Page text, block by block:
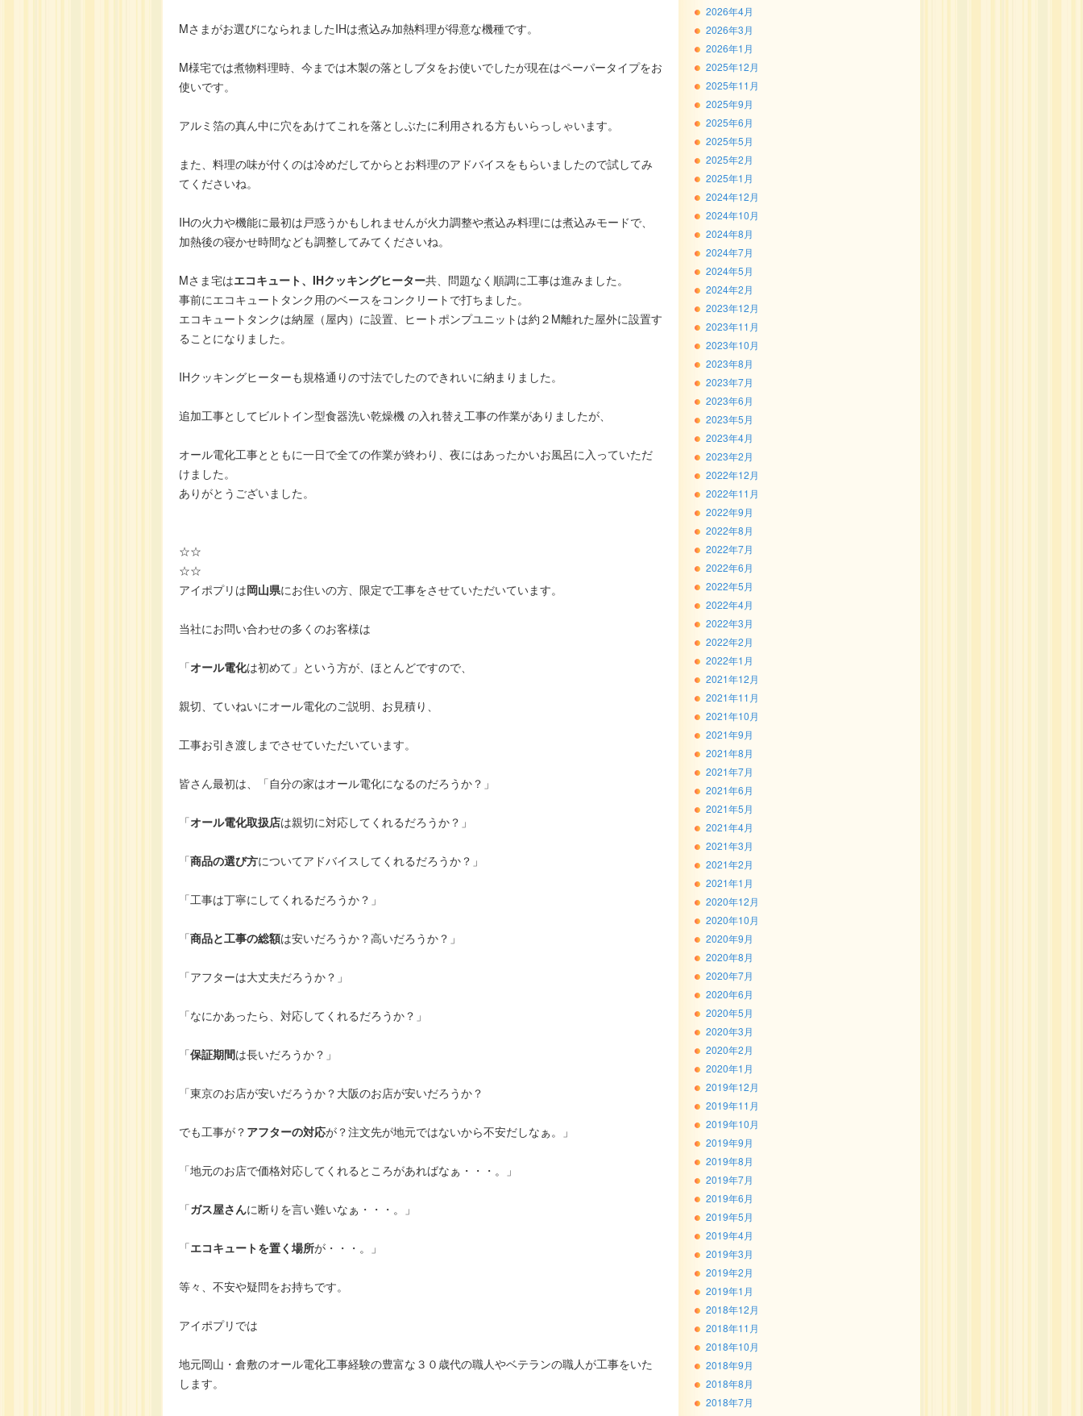
Mさまがお選びになられましたIHは煮込み加熱料理が得意な機種です。
M様宅では煮物料理時、今までは木製の落としブタをお使いでしたが現在はペーパータイプをお
使いです。
アルミ箔の真ん中に穴をあけてこれを落としぶたに利用される方もいらっしゃいます。
また、料理の味が付くのは冷めだしてからとお料理のアドバイスをもらいましたので試してみ
てくださいね。
IHの火力や機能に最初は戸惑うかもしれませんが火力調整や煮込み料理には煮込みモードで、
加熱後の寝かせ時間なども調整してみてくださいね。
Mさま宅はエコキュート、IHクッキングヒーター共、問題なく順調に工事は進みました。
事前にエコキュートタンク用のベースをコンクリートで打ちました。
エコキュートタンクは納屋（屋内）に設置、ヒートポンプユニットは約２M離れた屋外に設置す
ることになりました。
IHクッキングヒーターも規格通りの寸法でしたのできれいに納まりました。
追加工事としてビルトイン型食器洗い乾燥機 の入れ替え工事の作業がありましたが、
オール電化工事とともに一日で全ての作業が終わり、夜にはあったかいお風呂に入っていただ
けました。
ありがとうございました。
☆☆
☆☆
アイポプリは岡山県にお住いの方、限定で工事をさせていただいています。
当社にお問い合わせの多くのお客様は
「オール電化は初めて」という方が、ほとんどですので、
親切、ていねいにオール電化のご説明、お見積り、
工事お引き渡しまでさせていただいています。
皆さん最初は、「自分の家はオール電化になるのだろうか？」
「オール電化取扱店は親切に対応してくれるだろうか？」
「商品の選び方についてアドバイスしてくれるだろうか？」
「工事は丁寧にしてくれるだろうか？」
「商品と工事の総額は安いだろうか？高いだろうか？」
「アフターは大丈夫だろうか？」
「なにかあったら、対応してくれるだろうか？」
「保証期間は長いだろうか？」
「東京のお店が安いだろうか？大阪のお店が安いだろうか？
でも工事が？ アフターの対応が？注文先が地元ではないから不安だしなぁ。」
「地元のお店で価格対応してくれるところがあればなぁ・・・。」
「ガス屋さんに断りを言い難いなぁ・・・。」
「エコキュートを置く場所が・・・。」
等々、不安や疑問をお持ちです。
アイポプリでは
地元岡山・倉敷のオール電化工事経験の豊富な３０歳代の職人やベテランの職人が工事をいた
します。
2026年4月
2026年3月
2026年1月
2025年12月
2025年11月
2025年9月
2025年6月
2025年5月
2025年2月
2025年1月
2024年12月
2024年10月
2024年8月
2024年7月
2024年5月
2024年2月
2023年12月
2023年11月
2023年10月
2023年8月
2023年7月
2023年6月
2023年5月
2023年4月
2023年2月
2022年12月
2022年11月
2022年9月
2022年8月
2022年7月
2022年6月
2022年5月
2022年4月
2022年3月
2022年2月
2022年1月
2021年12月
2021年11月
2021年10月
2021年9月
2021年8月
2021年7月
2021年6月
2021年5月
2021年4月
2021年3月
2021年2月
2021年1月
2020年12月
2020年10月
2020年9月
2020年8月
2020年7月
2020年6月
2020年5月
2020年3月
2020年2月
2020年1月
2019年12月
2019年11月
2019年10月
2019年9月
2019年8月
2019年7月
2019年6月
2019年5月
2019年4月
2019年3月
2019年2月
2019年1月
2018年12月
2018年11月
2018年10月
2018年9月
2018年8月
2018年7月